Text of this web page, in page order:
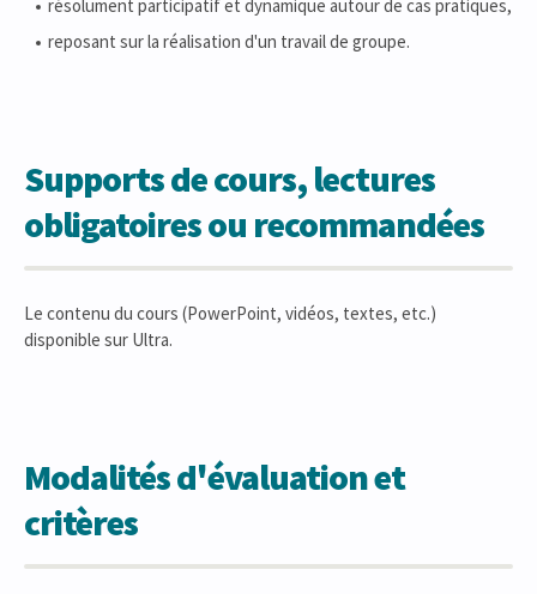
résolument participatif et dynamique autour de cas pratiques,
reposant sur la réalisation d'un travail de groupe.
Supports de cours, lectures
obligatoires ou recommandées
Le contenu du cours (PowerPoint, vidéos, textes, etc.)
disponible sur Ultra.
Modalités d'évaluation et
critères